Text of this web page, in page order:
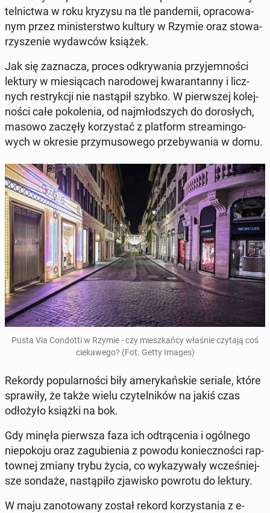
tel­nic­twa w roku kryzysu na tle pan­de­mii, opra­co­wa­
nym przez mi­ni­ster­stwo kultury w Rzymie oraz sto­wa­
rzy­sze­nie wy­daw­ców książek.
Jak się za­zna­cza, proces od­kry­wa­nia przy­jem­no­ści
lektury w mie­sią­cach na­ro­do­wej kwa­ran­tan­ny i licz­
nych re­stryk­cji nie na­stą­pił szybko. W pierw­szej ko­lej­
no­ści całe po­ko­le­nia, od naj­młod­szych do do­ro­słych,
masowo zaczęły ko­rzy­stać z plat­form stre­amin­go­
wych w okresie przy­mu­so­we­go prze­by­wa­nia w domu.
Pusta Via Con­dot­ti w Rzymie - czy miesz­kań­cy właśnie czytają coś
cie­ka­we­go? (Fot. Getty Images)
Rekordy po­pu­lar­no­ści biły ame­ry­kań­skie seriale, które
spra­wi­ły, że także wielu czy­tel­ni­ków na jakiś czas
odło­ży­ło książki na bok.
Gdy minęła pierw­sza faza ich od­trą­ce­nia i ogól­ne­go
nie­po­ko­ju oraz za­gu­bie­nia z powodu ko­niecz­no­ści rap­
tow­nej zmiany trybu życia, co wy­ka­zy­wa­ły wcze­śniej­
sze sondaże, na­stą­pi­ło zja­wi­sko powrotu do lektury.
W maju za­no­to­wa­ny został rekord ko­rzy­sta­nia z e-